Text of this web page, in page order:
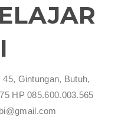
Gintungan, Butuh,
HP 085.600.003.565